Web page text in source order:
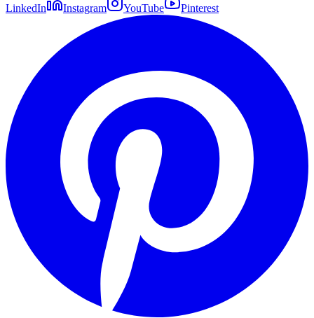
LinkedIn Instagram YouTube Pinterest